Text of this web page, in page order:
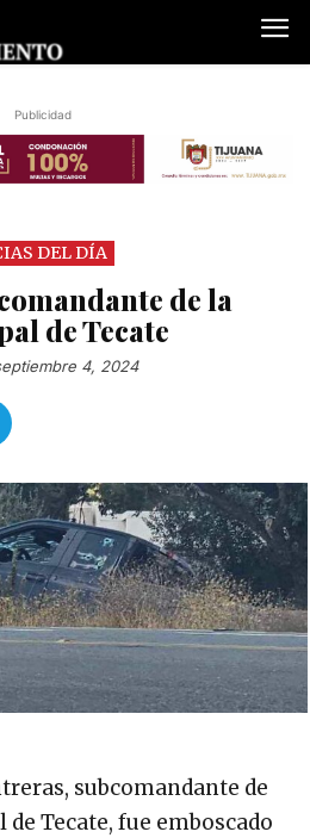
Publicidad
DEL DÍA
de la
de Tecate
4, 2024
subcomandante de
Tecate, fue emboscado